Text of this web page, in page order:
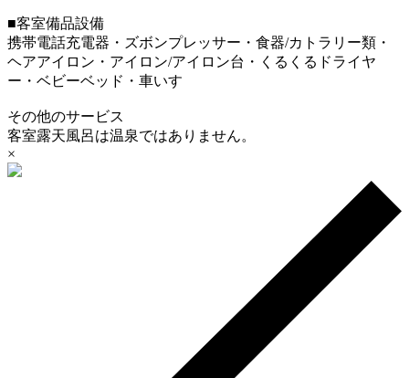
■客室備品設備
携帯電話充電器・ズボンプレッサー・食器/カトラリー類・
ヘアアイロン・アイロン/アイロン台・くるくるドライヤ
ー・ベビーベッド・車いす
その他のサービス
客室露天風呂は温泉ではありません。
×